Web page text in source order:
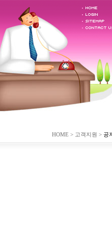
HOME > 고객지원 > 공